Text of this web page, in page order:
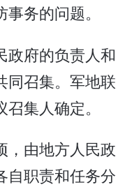
务的问题。
政府的负责人和
同召集。军地联
集人确定。
，由地方人民政
自职责和任务分